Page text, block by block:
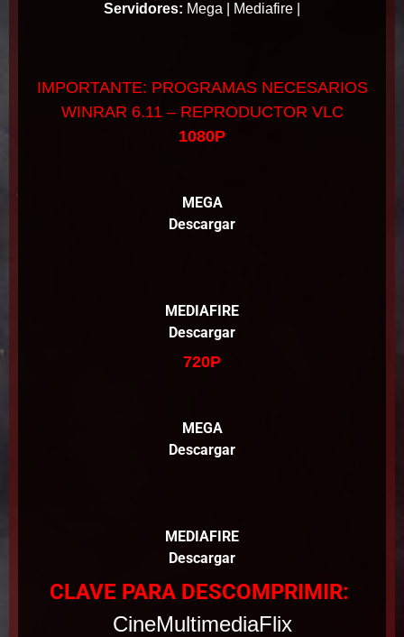
Servidores: Mega | Mediafire |
IMPORTANTE: PROGRAMAS NECESARIOS
WINRAR 6.11 – REPRODUCTOR VLC
1080P
MEGA
Descargar
MEDIAFIRE
Descargar
720P
MEGA
Descargar
MEDIAFIRE
Descargar
CLAVE PARA DESCOMPRIMIR:
CineMultimediaFlix